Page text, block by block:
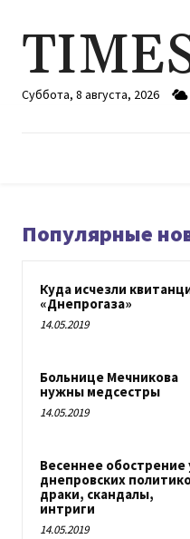
Суббота, 8 августа, 2026
Популярные
Куда исчезли
«Днепрогаза»
14.05.2019
Больнице Мечникова
нужны медсестры
14.05.2019
Весеннее обострение
днепровских
драки, скандалы,
интриги
14.05.2019